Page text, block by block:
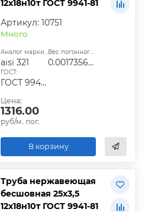
12х18н10т ГОСТ 9941-81
Артикул: 10751
Много
Аналог марки стали:
aisi 321
Вес погонного метра, т.:
0.0017356325
ГОСТ:
ГОСТ 9940-81, ГОСТ 9941-81, ГОСТ 24030-80, ГОСТ 10498-82
Цена:
1316.00
руб/м. пог.
В корзину
Труба нержавеющая
бесшовная 25х3,5
12х18н10т ГОСТ 9941-81